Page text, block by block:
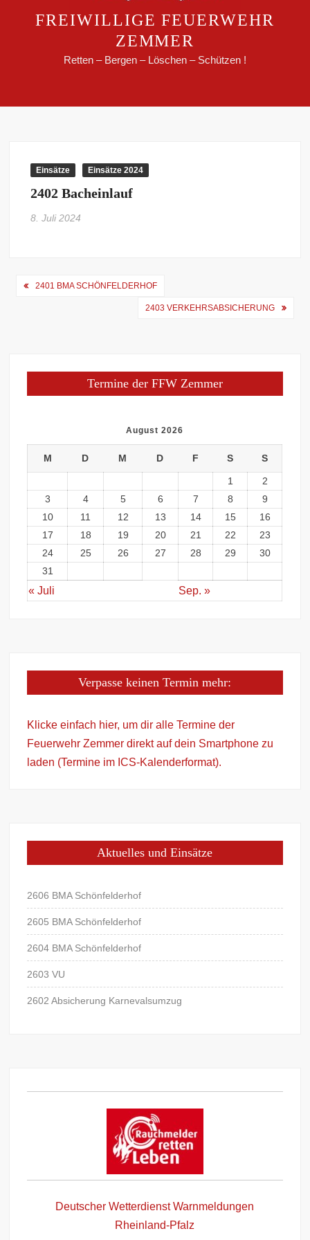
FREIWILLIGE FEUERWEHR
ZEMMER
Retten – Bergen – Löschen – Schützen !
Einsätze Einsätze 2024
2402 Bacheinlauf
8. Juli 2024
Beitragsnavigation
2401 BMA SCHÖNFELDERHOF
2403 VERKEHRSABSICHERUNG
Termine der FFW Zemmer
August 2026
M D M D F S S
1
2
3
4 5 6 7 8
9
10
11 12 13 14 15
16
17
18 19 20 21 22
23
24
25 26 27 28 29
30
31
« Juli Sep. »
Verpasse keinen Termin mehr:
Klicke einfach hier, um dir alle Termine der
Feuerwehr Zemmer direkt auf dein Smartphone zu
laden (Termine im ICS-Kalenderformat).
Aktuelles und Einsätze
2606 BMA Schönfelderhof
2605 BMA Schönfelderhof
2604 BMA Schönfelderhof
2603 VU
2602 Absicherung Karnevalsumzug
Deutscher Wetterdienst Warnmeldungen
Rheinland-Pfalz